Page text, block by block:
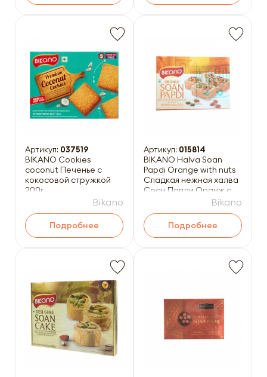
Артикул: 037519
BIKANO Cookies
coconut Печенье с
кокосовой стружкой
200г
Bikano
Подробнее
Артикул: 015814
BIKANO Halva Soan
Papdi Orange with nuts
Сладкая нежная халва
Соан Папди Оранж с
Bikano
Подробнее